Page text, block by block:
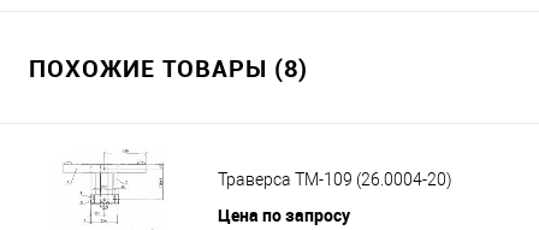
ПОХОЖИЕ ТОВАРЫ (8)
Траверса ТМ-109 (26.0004-20)
Цена по запросу